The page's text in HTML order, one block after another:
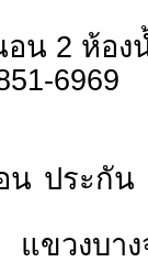
อน 2 ห้อ
6969
น ประกั
ขวงบาง